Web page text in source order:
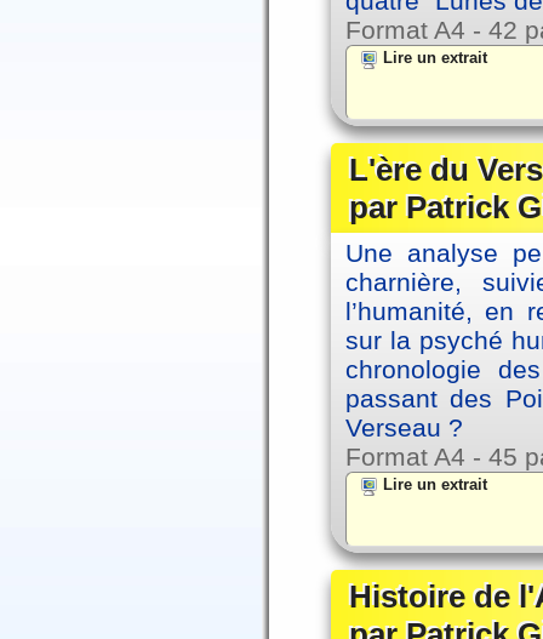
Format A4 - 42
Lire un extrait
L'ère du
par Patrick
Une analyse
charnière,
l’humanité, en
sur la psyché
chronologie
passant des
Verseau ?
Format A4 - 45
Lire un extrait
Histoire de